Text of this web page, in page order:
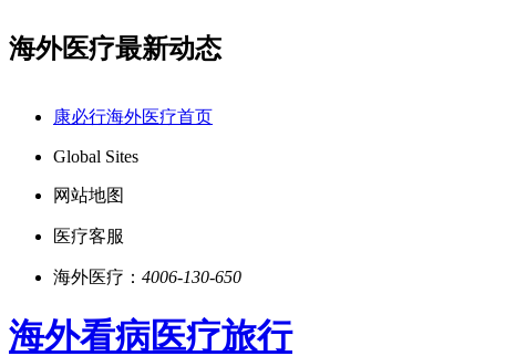
海外医疗最新动态
康必行海外医疗首页
Global Sites
网站地图
医疗客服
海外医疗： 4006-130-650
海外看病医疗旅行